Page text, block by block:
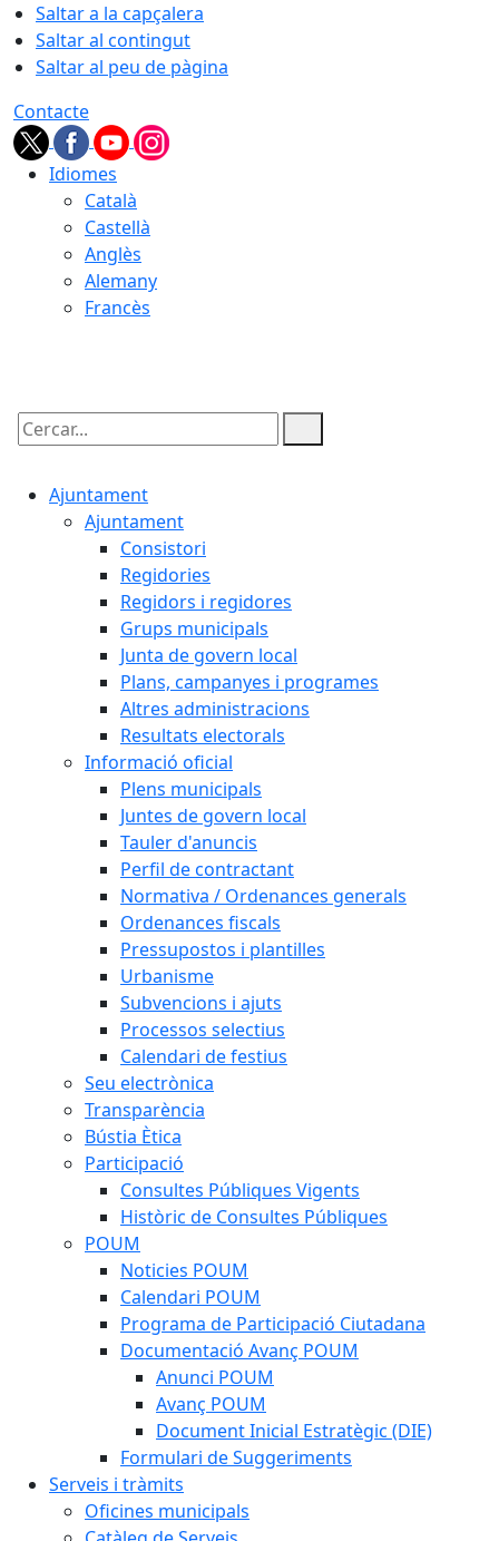
Saltar a la capçalera
Saltar al contingut
Saltar al peu de pàgina
Contacte
Idiomes
Català
Castellà
Anglès
Alemany
Francès
Cercar:
Ajuntament
Ajuntament
Consistori
Regidories
Regidors i regidores
Grups municipals
Junta de govern local
Plans, campanyes i programes
Altres administracions
Resultats electorals
Informació oficial
Plens municipals
Juntes de govern local
Tauler d'anuncis
Perfil de contractant
Normativa / Ordenances generals
Ordenances fiscals
Pressupostos i plantilles
Urbanisme
Subvencions i ajuts
Processos selectius
Calendari de festius
Seu electrònica
Transparència
Bústia Ètica
Participació
Consultes Públiques Vigents
Històric de Consultes Públiques
POUM
Noticies POUM
Calendari POUM
Programa de Participació Ciutadana
Documentació Avanç POUM
Anunci POUM
Avanç POUM
Document Inicial Estratègic (DIE)
Formulari de Suggeriments
Serveis i tràmits
Oficines municipals